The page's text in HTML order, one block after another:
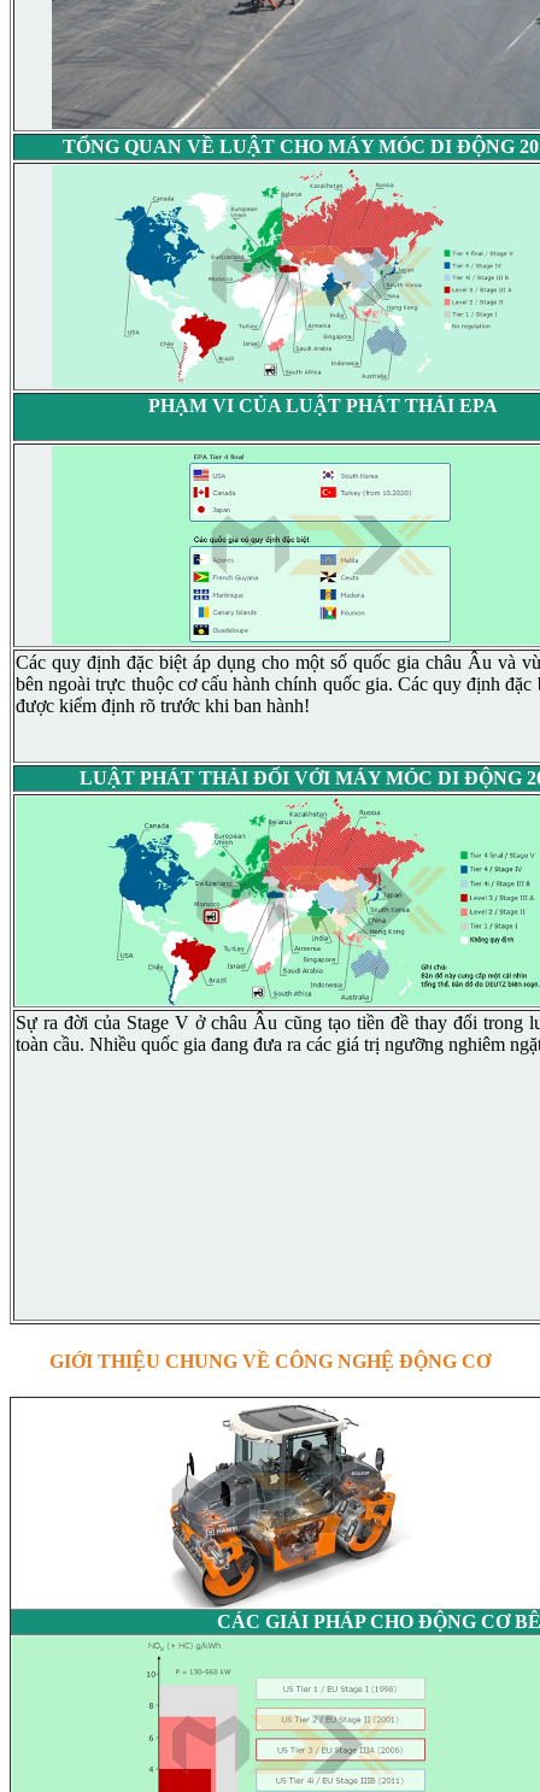
TỔNG QUAN VỀ LUẬT CHO MÁY MÓC DI ĐỘNG
PHẠM VI CỦA LUẬT PHÁT THẢI EPA
Các quy định đặc biệt áp dụng cho một số quốc gia châu Âu và
bên ngoài trực thuộc cơ cấu hành chính quốc gia. Các quy định đặc
được kiểm định rõ trước khi ban hành!
LUẬT PHÁT THẢI ĐỐI VỚI MÁY MÓC DI ĐỘNG
Sự ra đời của Stage V ở châu Âu cũng tạo tiền đề thay đổi trong
toàn cầu. Nhiều quốc gia đang đưa ra các giá trị ngưỡng nghiêm
GIỚI THIỆU CHUNG VỀ CÔNG NGHỆ ĐỘNG CƠ
CÁC GIẢI PHÁP CHO ĐỘNG CƠ